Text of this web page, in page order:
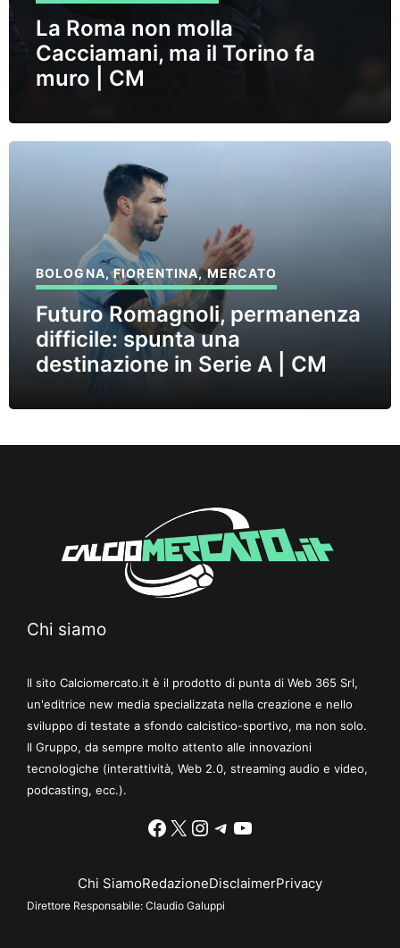
La Roma non molla
Cacciamani, ma il Torino fa
muro | CM
BOLOGNA,FIORENTINA,MERCATO
Futuro Romagnoli, permanenza
difficile: spunta una
destinazione in Serie A | CM
Chi siamo
Il sito Calciomercato.it è il prodotto di punta di Web 365 Srl,
un'editrice new media specializzata nella creazione e nello
sviluppo di testate a sfondo calcistico-sportivo, ma non solo.
Il Gruppo, da sempre molto attento alle innovazioni
tecnologiche (interattività, Web 2.0, streaming audio e video,
podcasting, ecc.).
Facebook
X Instagram
Telegram
YouTube
Chi SiamoRedazioneDisclaimerPrivacy
Direttore Responsabile: Claudio Galuppi